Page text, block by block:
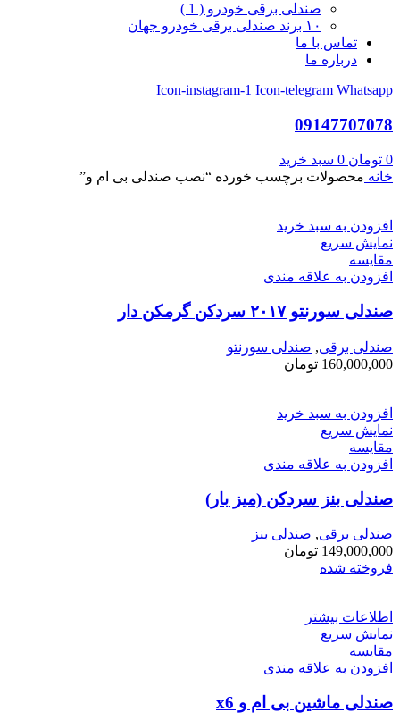
صندلی برقی خودرو ( 1 )
۱۰ برند صندلی برقی خودرو جهان
تماس با ما
درباره ما
Icon-instagram-1 Icon-telegram Whatsapp
09147707078
0 تومان 0 سبد خرید
خانه محصولات برچسب خورده “نصب صندلی بی ام و”
افزودن به سبد خرید
نمایش سریع
مقايسه
افزودن به علاقه مندی
صندلی سورنتو ۲۰۱۷ سردکن گرمکن دار
صندلی برقی, صندلی سورنتو
160,000,000 تومان
افزودن به سبد خرید
نمایش سریع
مقايسه
افزودن به علاقه مندی
صندلی بنز سردکن (میز بار)
صندلی برقی, صندلی بنز
149,000,000 تومان
فروخته شده
اطلاعات بیشتر
نمایش سریع
مقايسه
افزودن به علاقه مندی
صندلی ماشین بی ام و x6